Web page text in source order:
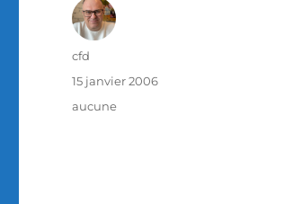
Auteur
cfd
Publié
15 janvier 2006
Catégories
aucune